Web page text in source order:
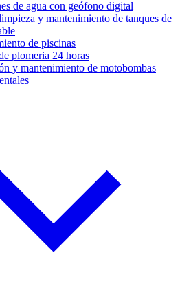
de agua con geófono digital
y mantenimiento de tanques de
de piscinas
plomeria 24 horas
y mantenimiento de motobombas